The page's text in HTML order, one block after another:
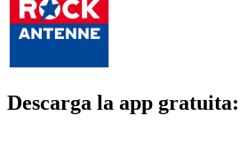
Descarga la app